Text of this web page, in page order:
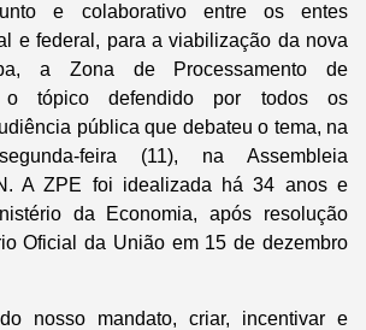
e colaborativo entre os entes
e federal, para a viabilização da nova
a Zona de Processamento de
o tópico defendido por todos os
pública que debateu o tema, na
feira (11), na Assembleia
A ZPE foi idealizada há 34 anos e
da Economia, após resolução
Oficial da União em 15 de dezembro
nosso mandato, criar, incentivar e